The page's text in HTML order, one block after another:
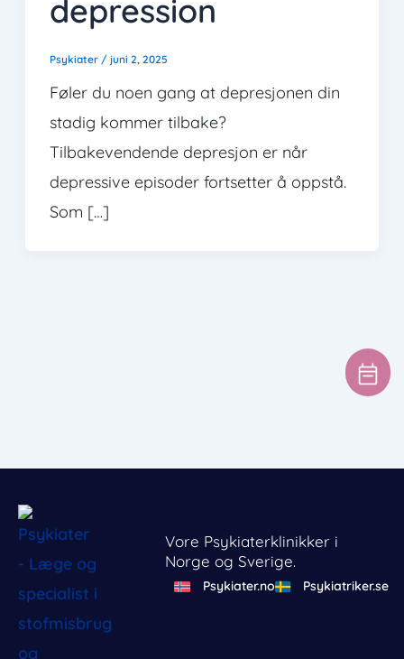
depression
Psykiater / juni 2, 2025
Føler du noen gang at depresjonen din
stadig kommer tilbake?
Tilbakevendende depresjon er når
depressive episoder fortsetter å oppstå.
Som […]
Vore Psykiaterklinikker i
Norge og Sverige.
Psykiater.no Psykiatriker.se